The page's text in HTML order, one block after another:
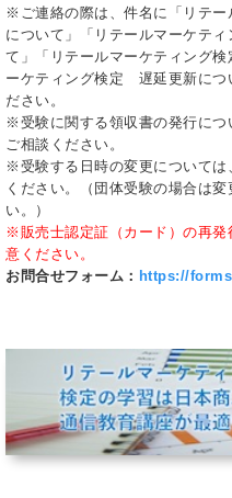
※ご連絡の際は、件名に「リテ
について」「リテールマーケテ
て」「リテールマーケティング
ーケティング検定 遅延更新につ
ださい。
※受験に関する領収書の発行につ
ご相談ください。
※受験する日時の変更については
ください。（団体受験の場合は
い。）
※販売士認定証（カード）の再発
意ください。
お問合せフォーム： https://